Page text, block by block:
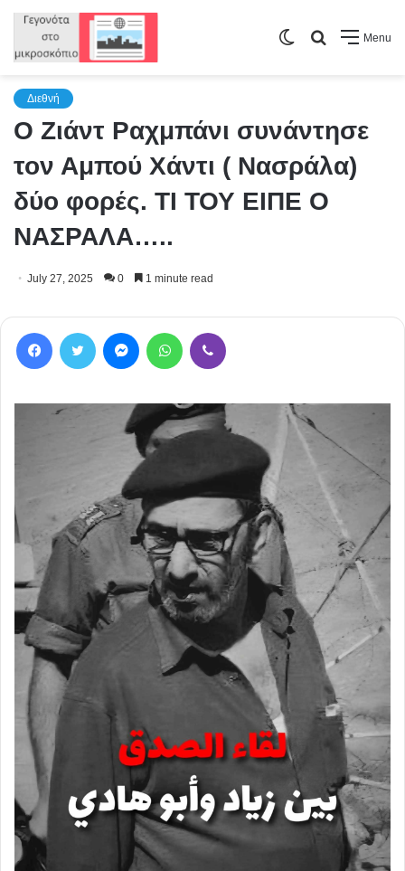
Menu
Search
Switch
Διεθνή
Ο Ζιάντ Ραχμπάνι συνάντησε
τον Αμπού Χάντι ( Νασράλα)
δύο φορές. ΤΙ ΤΟΥ ΕΙΠΕ Ο
ΝΑΣΡΑΛΑ…..
July 27, 2025 0 1 minute read